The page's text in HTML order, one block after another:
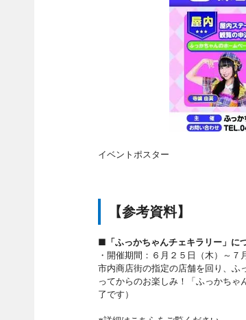
イベントポスター
【参考資料】
■「ふっかちゃんチェキラリー」に
・開催期間：６月２５日（木）～７
市内商店街の指定の店舗を回り、ふ
ってからのお楽しみ！「ふっかち
了です）